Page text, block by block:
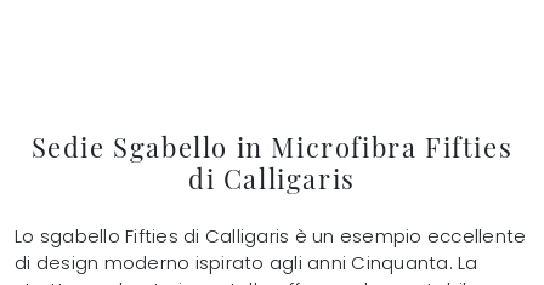
Sedie Sgabello in Microfibra Fifties
di Calligaris
Lo sgabello Fifties di Calligaris è un esempio eccellente
di design moderno ispirato agli anni Cinquanta. La